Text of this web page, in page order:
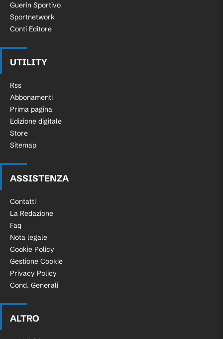
Guerin Sportivo
Sportnetwork
Conti Editore
UTILITY
Rss
Abbonamenti
Prima pagina
Edizione digitale
Store
Sitemap
ASSISTENZA
Contatti
La Redazione
Faq
Nota legale
Cookie Policy
Gestione Cookie
Privacy Policy
Cond. Generali
ALTRO